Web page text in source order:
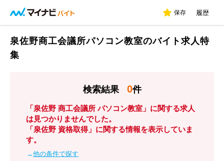
保存 履歴
泉佐野商工会議所パソコン教室のバイト求人特
集
検索結果 0件
「泉佐野 商工会議所 パソコン教室」に関する求人
は見つかりませんでした。
「泉佐野 資格取得」に関する情報を表示していま
す。
→他の条件で探す